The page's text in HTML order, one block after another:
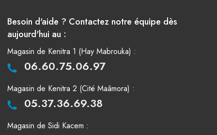
Besoin d'aide ? Contactez notre équipe dès
aujourd'hui au :
Magasin de Kenitra 1 (Hay Mabrouka) :
06.60.75.06.97
Magasin de Kenitra 2 (Cité Maâmora) :
05.37.36.69.38
Magasin de Sidi Kacem :